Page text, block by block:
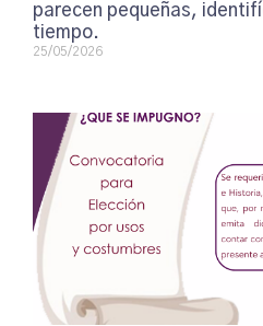
parecen pequeñas,
tiempo.
25/05/2026